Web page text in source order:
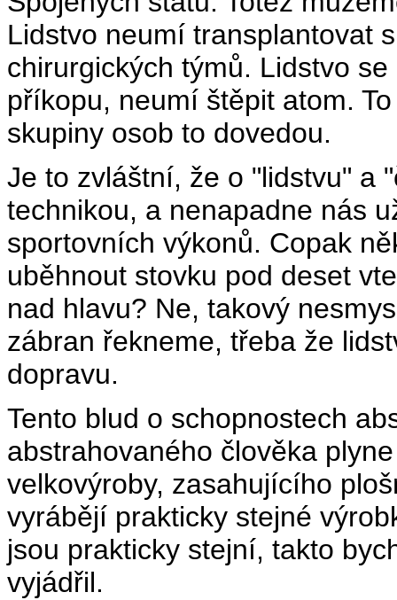
Lidstvo neumí transplantovat
chirurgických týmů. Lidstvo
příkopu, neumí štěpit atom.
skupiny osob to dovedou.
Je to zvláštní, že o "lidstvu" a
technikou, a nenapadne nás
sportovních výkonů. Copak
uběhnout stovku pod deset
nad hlavu? Ne, takový
zábran řekneme, třeba že
dopravu.
Tento blud o schopnostech
abstrahovaného člověka
velkovýroby, zasahujícího
vyrábějí prakticky stejné
jsou prakticky stejní, takto
vyjádřil.